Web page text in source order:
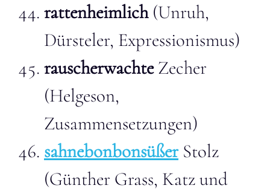
rattenheimlich(Unruh,
Dürsteler, Expressionismus)
rauscherwachteZecher
(Helgeson,
Zusammensetzungen)
sahnebonbonsüßerStolz
(Günther Grass, Katz und